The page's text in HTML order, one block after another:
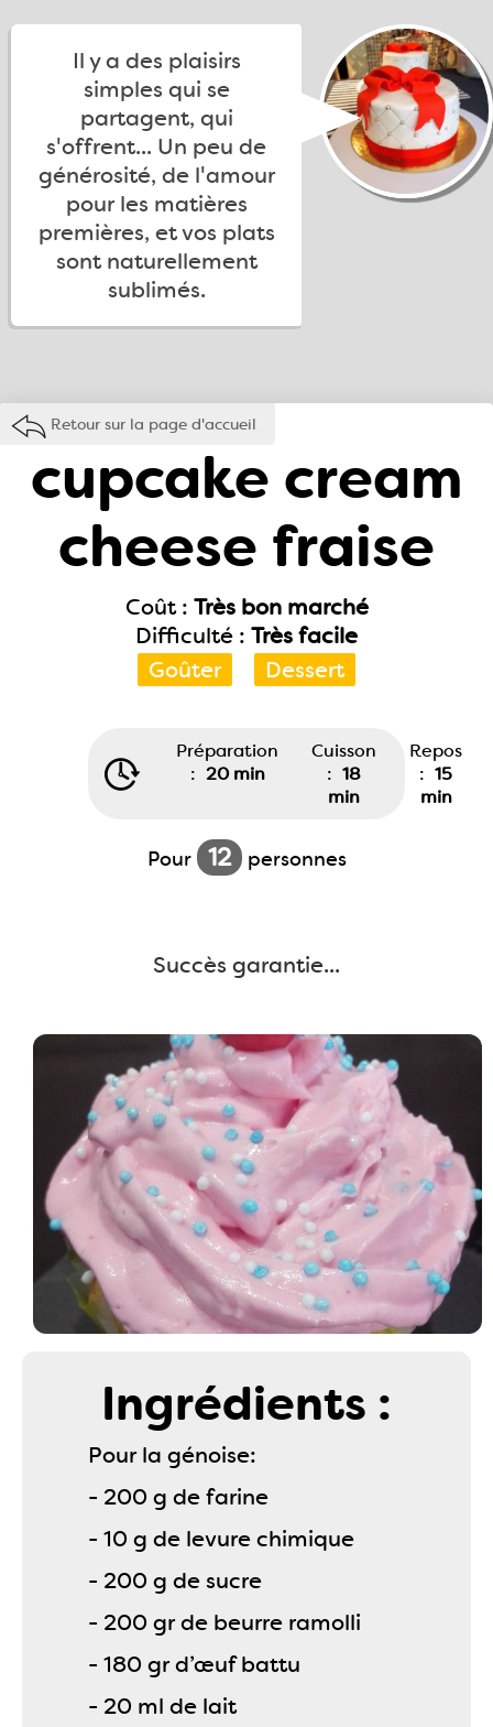
Il y a des plaisirs
simples qui se
partagent, qui
s'offrent... Un peu de
générosité, de l'amour
pour les matières
premières, et vos plats
sont naturellement
sublimés.
Retour sur la page d'accueil
cupcake cream
cheese fraise
Coût : Très bon marché
Difficulté : Très facile
Goûter
Dessert
Préparation
: 20 min
Cuisson
: 18
min
Repos
: 15
min
Pour 12 personnes
Succès garantie...
Ingrédients :
Pour la génoise:
- 200 g de farine
- 10 g de levure chimique
- 200 g de sucre
- 200 gr de beurre ramolli
- 180 gr d’œuf battu
- 20 ml de lait